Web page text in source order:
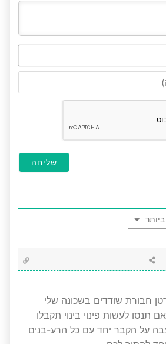
חבורת שודדים בשכונה שלי
תנסו לעשות פינוי בינוי תקבלו
מצבה על הקבר יחד עם כל הרע-בנים